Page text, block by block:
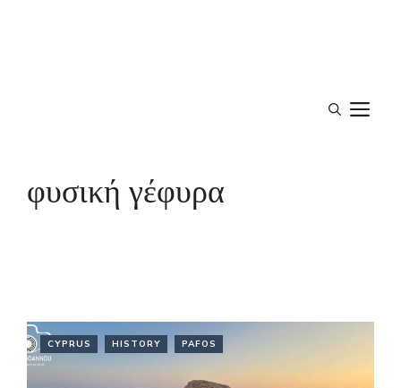
φυσική γέφυρα
CYPRUS HISTORY PAFOS